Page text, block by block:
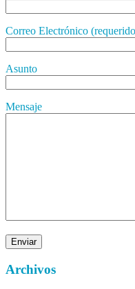
Correo Electrónico
Asunto
Mensaje
Archivos